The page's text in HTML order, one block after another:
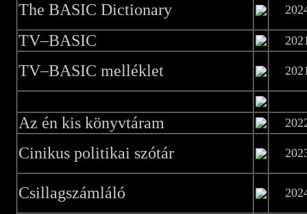
The BASIC Dictionary
TV–BASIC
TV–BASIC melléklet
Az én kis könyvtáram
Cinikus politikai szótár
Csillagszámláló